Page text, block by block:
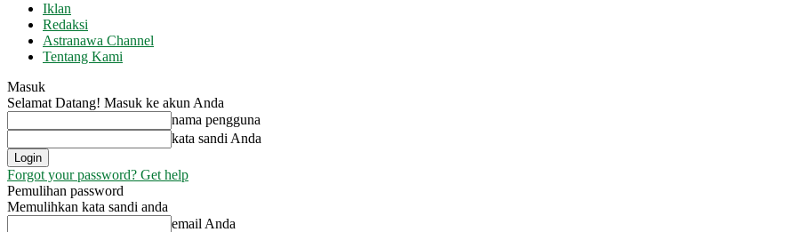
Iklan
Redaksi
Astranawa Channel
Tentang Kami
Masuk
Selamat Datang! Masuk ke akun Anda
nama pengguna
kata sandi Anda
Forgot your password? Get help
Pemulihan password
Memulihkan kata sandi anda
email Anda